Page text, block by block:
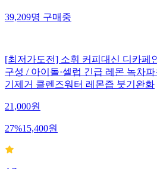
39,209명구매중
[최저가도전] 소휘 커피대신 디카페
구성 / 아이돌·셀럽 긴급 레몬 녹차
기제거 클렌즈워터 레몬즙 붓기완화
21,000원
27%15,400원